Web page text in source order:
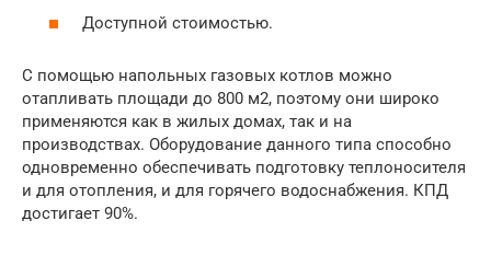
Доступной стоимостью.
С помощью напольных газовых котлов можно
отапливать площади до 800 м2, поэтому они широко
применяются как в жилых домах, так и на
производствах. Оборудование данного типа способно
одновременно обеспечивать подготовку теплоносителя
и для отопления, и для горячего водоснабжения. КПД
достигает 90%.